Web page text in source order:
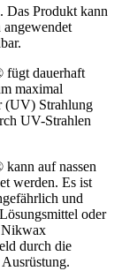
Das Produkt kann
angewendet
fügt dauerhaft
maximal
(UV) Strahlung
UV-Strahlen
auf nassen
werden. Es ist
und
oder
Nikwax
durch die